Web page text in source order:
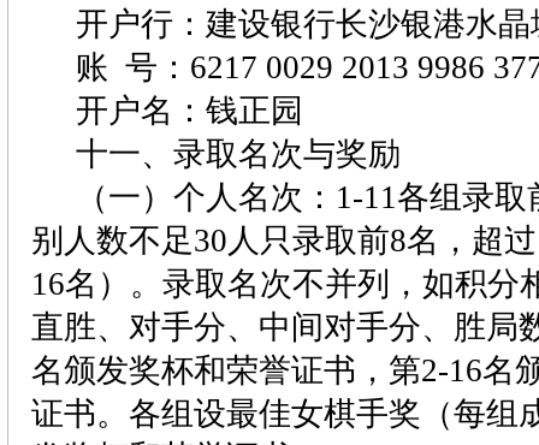
开户行：建设银行长沙银港水
账 号： 6217 0029 2013 9986
开户名：钱正园
十一、录取名次与奖励
（一）个人名次： 1-11各组录取
别人数不足30 人只录取前8名，超过
16名） 。录取名次不并列， 如积分
直胜、对手分、中间对手分、胜局
名颁发奖杯和荣誉证书，第2-16名
证书。 各组设最佳女棋手奖（每组